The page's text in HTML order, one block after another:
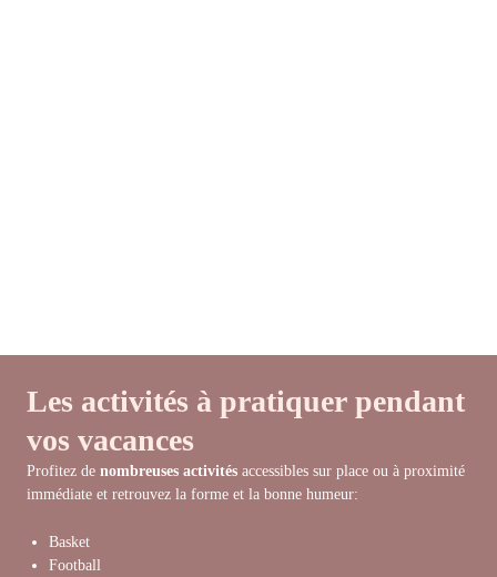
Les activités à pratiquer pendant
vos vacances
Profitez de nombreuses activités accessibles sur place ou à proximité
immédiate et retrouvez la forme et la bonne humeur:
Basket
Football